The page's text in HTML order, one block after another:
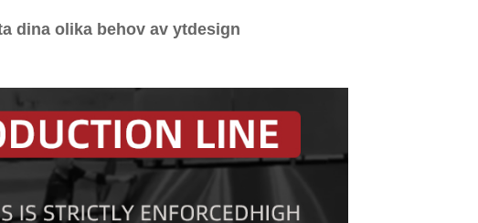
dina olika behov av ytdesign